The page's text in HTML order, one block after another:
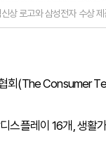
상 로고와 삼성전자 수상
회(The Consumer
스플레이 16개, 생활